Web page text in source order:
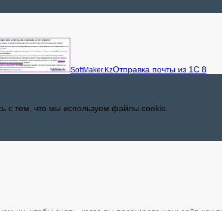
SoftMaker.KzОтправка почты из 1С 8
с тем, что мы используем файлы cookie.